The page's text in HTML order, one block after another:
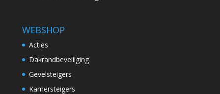
WEBSHOP
Acties
Dakrandbeveiliging
Gevelsteigers
Kamersteigers